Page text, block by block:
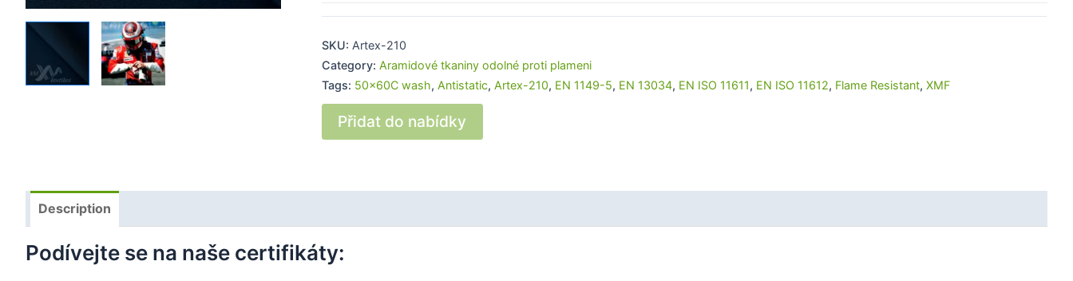
SKU: Artex-210
Category:Aramidové tkaniny odolné proti plameni
Tags: 50x60C wash,Antistatic,Artex-210, EN 1149-5, EN 13034, EN ISO 11611, EN ISO 11612, Flame Resistant,XMF
Přidat do nabídky
Description
Podívejte se na naše certifikáty: